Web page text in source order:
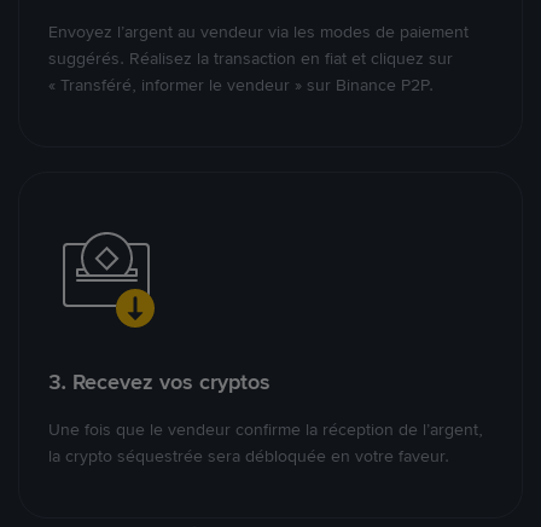
Envoyez l’argent au vendeur via les modes de paiement
suggérés. Réalisez la transaction en fiat et cliquez sur
« Transféré, informer le vendeur » sur Binance P2P.
3. Recevez vos cryptos
Une fois que le vendeur confirme la réception de l’argent,
la crypto séquestrée sera débloquée en votre faveur.